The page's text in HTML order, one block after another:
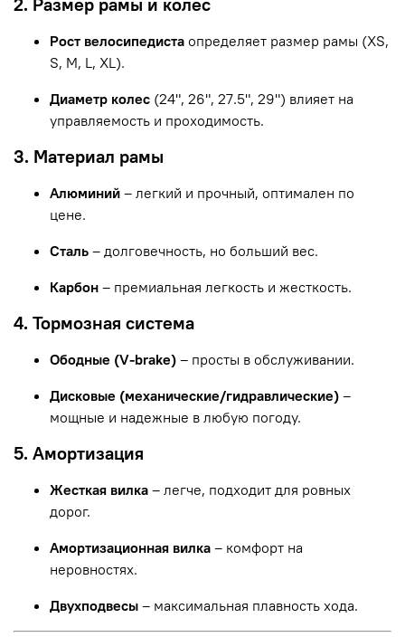
Рост велосипедиста определяет размер рамы (XS,
S, M, L, XL).
Диаметр колес (24", 26", 27.5", 29") влияет на
управляемость и проходимость.
3. Материал рамы
Алюминий – легкий и прочный, оптимален по
цене.
Сталь – долговечность, но больший вес.
Карбон – премиальная легкость и жесткость.
4. Тормозная система
Ободные (V-brake) – просты в обслуживании.
Дисковые (механические/гидравлические) –
мощные и надежные в любую погоду.
5. Амортизация
Жесткая вилка – легче, подходит для ровных
дорог.
Амортизационная вилка – комфорт на
неровностях.
Двухподвесы – максимальная плавность хода.